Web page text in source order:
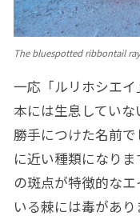
The bluespotted ribbontail
一応「ルリホシエ
本には生息してい
勝手につけた名前
に近い種類になり
の斑点が特徴的な
いる棘には毒があり